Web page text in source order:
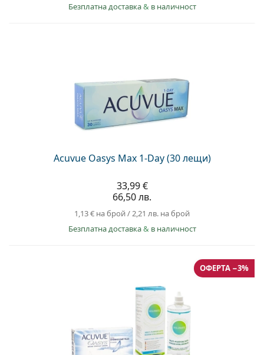
Безплатна доставка& в наличност
Acuvue Oasys Max 1-Day (30 лещи)
33,99 €
66,50 лв.
1,13 € на брой/ 2,21 лв. на брой
Безплатна доставка& в наличност
ОФЕРТА −3%